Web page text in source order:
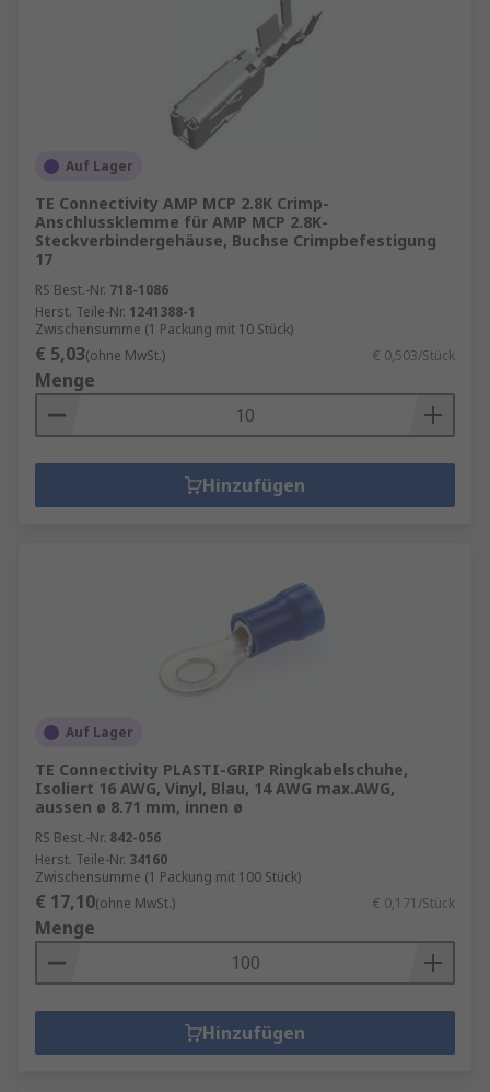
Auf Lager
TE Connectivity AMP MCP 2.8K Crimp-
Anschlussklemme für AMP MCP 2.8K-
Steckverbindergehäuse, Buchse Crimpbefestigung
17
RS Best.-Nr. 718-1086
Herst. Teile-Nr. 1241388-1
Zwischensumme (1 Packung mit 10 Stück)
€ 5,03(ohne MwSt.) € 0,503/Stück
Menge
Hinzufügen
Auf Lager
TE Connectivity PLASTI-GRIP Ringkabelschuhe,
Isoliert 16 AWG, Vinyl, Blau, 14 AWG max.AWG,
aussen ø 8.71 mm, innen ø
RS Best.-Nr. 842-056
Herst. Teile-Nr. 34160
Zwischensumme (1 Packung mit 100 Stück)
€ 17,10(ohne MwSt.) € 0,171/Stück
Menge
Hinzufügen